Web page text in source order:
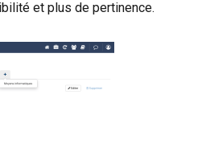
et plus de pertinence.